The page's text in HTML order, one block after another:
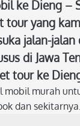
ke Dieng –
tour yang
jalan-jalan
di Jawa
tour ke
mobil murah
dan sekitarnya.